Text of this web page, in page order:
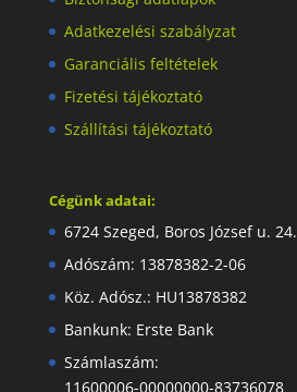
Adatkezelési szabályzat
Garanciális feltételek
Fizetési tájékoztató
Szállítási tájékoztató
Cégünk adatai:
6724 Szeged, Boros József u. 24.
Adószám: 13878382-2-06
Köz. Adósz.: HU13878382
Bankunk: Erste Bank
Számlaszám:
11600006-00000000-83736078